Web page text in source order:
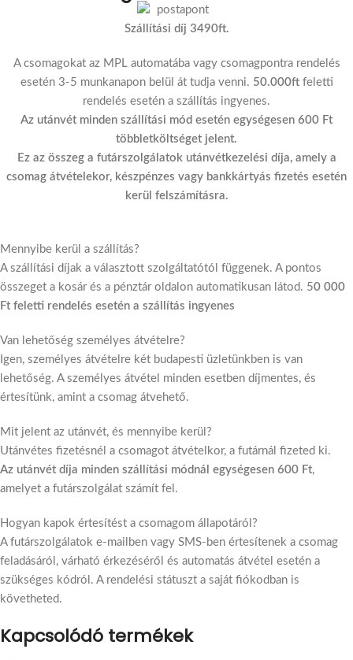
Szállítási díj 3490ft.
A csomagokat az MPL automatába vagy csomagpontra rendelés
esetén 3-5 munkanapon belül át tudja venni. 50.000ftfeletti
rendelés esetén a szállítás ingyenes.
Az utánvét minden szállítási mód esetén egységesen 600 Ft
többletköltséget jelent.
Ez az összeg a futárszolgálatok utánvétkezelési díja, amely a
csomag átvételekor, készpénzes vagy bankkártyás fizetés esetén
kerül felszámításra.
Mennyibe kerül a szállítás?
A szállítási díjak a választott szolgáltatótól függenek. A pontos
összeget a kosár és a pénztár oldalon automatikusan látod. 50 000
Ft feletti rendelés esetén a szállítás ingyenes
Van lehetőség személyes átvételre?
Igen, személyes átvételre két budapesti üzletünkben is van
lehetőség. A személyes átvétel minden esetben díjmentes, és
értesítünk, amint a csomag átvehető.
Mit jelent az utánvét, és mennyibe kerül?
Utánvétes fizetésnél a csomagot átvételkor, a futárnál fizeted ki.
Az utánvét díja minden szállítási módnál egységesen 600 Ft,
amelyet a futárszolgálat számít fel.
Hogyan kapok értesítést a csomagom állapotáról?
A futárszolgálatok e-mailben vagy SMS-ben értesítenek a csomag
feladásáról, várható érkezéséről és automatás átvétel esetén a
szükséges kódról. A rendelési státuszt a saját fiókodban is
követheted.
Kapcsolódó termékek